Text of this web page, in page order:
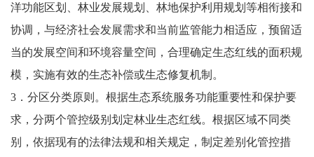
洋功能区划、林业发展规划、林地保护利用规划等相衔接和
协调，与经济社会发展需求和当前监管能力相适应，预留适
当的发展空间和环境容量空间，合理确定生态红线的面积规
模，实施有效的生态补偿或生态修复机制。
3．分区分类原则。根据生态系统服务功能重要性和保护要
求，分两个管控级别划定林业生态红线。根据区域不同类
别，依据现有的法律法规和相关规定，制定差别化管控措